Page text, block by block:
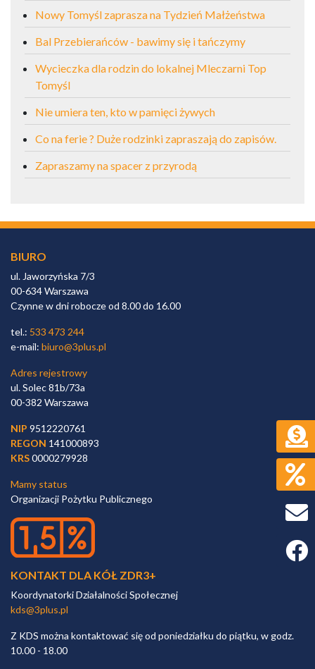
Nowy Tomyśl zaprasza na Tydzień Małżeństwa
Bal Przebierańców - bawimy się i tańczymy
Wycieczka dla rodzin do lokalnej Mleczarni Top
Tomyśl
Nie umiera ten, kto w pamięci żywych
Co na ferie ? Duże rodzinki zapraszają do zapisów.
Zapraszamy na spacer z przyrodą
BIURO
ul. Jaworzyńska 7/3
00-634 Warszawa
Czynne w dni robocze od 8.00 do 16.00
tel.: 533 473 244
e-mail: biuro@3plus.pl
Adres rejestrowy
ul. Solec 81b/73a
00-382 Warszawa
NIP 9512220761
REGON 141000893
KRS0000279928
Mamy status
Organizacji Pożytku Publicznego
KONTAKT DLA KÓŁ ZDR3+
Koordynatorki Działalności Społecznej
kds@3plus.pl
Z KDS można kontaktować się od poniedziałku do piątku, w godz.
10.00 - 18.00